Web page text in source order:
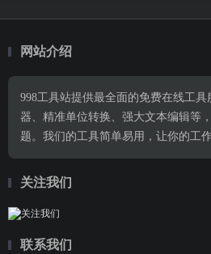
网站介绍
998工具站提供最全面的免费在线工
器、精准单位转换、强大文本编辑等
题。我们的工具简单易用，让你的工
关注我们
联系我们